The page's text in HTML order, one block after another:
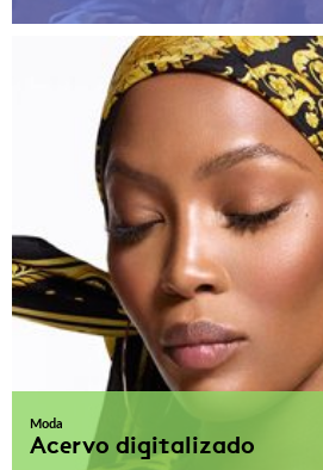
Moda
Acervo digitalizado